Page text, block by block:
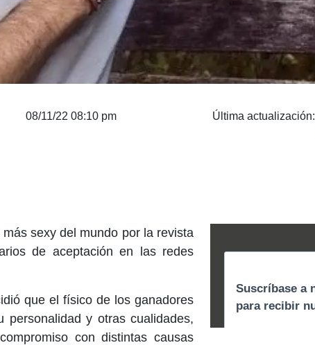
08/11/22 08:10 pm Última actualización:
sexy del mundo por la revista
de aceptación en las redes
que el físico de los ganadores
y otras cualidades,
con distintas causas